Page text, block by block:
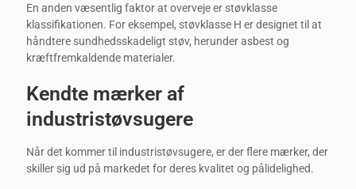
En anden væsentlig faktor at overveje er støvklasse
klassifikationen. For eksempel, støvklasse H er designet til at
håndtere sundhedsskadeligt støv, herunder asbest og
kræftfremkaldende materialer.
Kendte mærker af
industristøvsugere
Når det kommer til industristøvsugere, er der flere mærker, der
skiller sig ud på markedet for deres kvalitet og pålidelighed.